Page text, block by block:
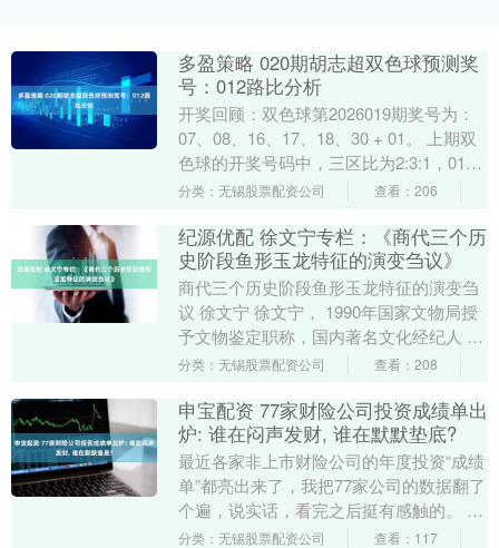
多盈策略 020期胡志超双色球预测奖
号：012路比分析
开奖回顾：双色球第2026019期奖号为：
07、08、16、17、18、30 + 01。 上期双
色球的开奖号码中，三区比为2:3:1，012
路比为2:2:2，红....
分类：无锡股票配资公司 查看：206
纪源优配 徐文宁专栏：《商代三个历
史阶段鱼形玉龙特征的演变刍议》
商代三个历史阶段鱼形玉龙特征的演变刍
议 徐文宁 徐文宁， 1990年国家文物局授
予文物鉴定职称，国内著名文化经纪人 艺
术品收藏家、鉴定家。历任江苏爱涛拍卖
分类：无锡股票配资公司 查看：208
申宝配资 77家财险公司投资成绩单出
炉: 谁在闷声发财, 谁在默默垫底?
最近各家非上市财险公司的年度投资“成绩
单”都亮出来了，我把77家公司的数据翻了
个遍，说实话，看完之后挺有感触的。 咱
今天就来好好聊聊，这些财险公司2025年
分类：无锡股票配资公司 查看：117